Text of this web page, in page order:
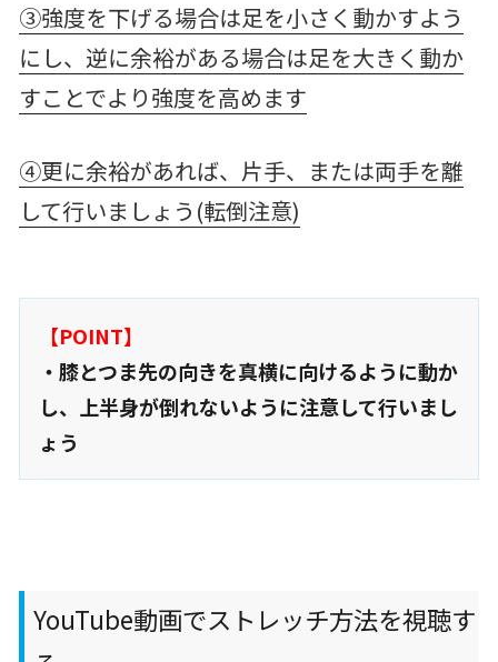
③強度を下げる場合は足を小さく動かすよう
にし、逆に余裕がある場合は足を大きく動か
すことでより強度を高めます
④更に余裕があれば、片手、または両手を離
して行いましょう(転倒注意)
【POINT】
・膝とつま先の向きを真横に向けるように動か
し、上半身が倒れないように注意して行いまし
ょう
YouTube動画でストレッチ方法を視聴す